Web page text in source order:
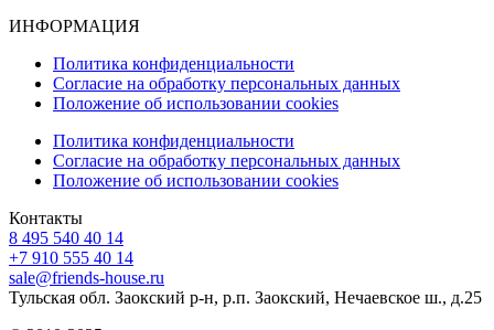
ИНФОРМАЦИЯ
Политика конфиденциальности
Согласие на обработку персональных данных
Положение об использовании cookies
Политика конфиденциальности
Согласие на обработку персональных данных
Положение об использовании cookies
Контакты
8 495 540 40 14
+7 910 555 40 14
sale@friends-house.ru
Тульская обл. Заокский р-н, р.п. Заокский, Нечаевское ш., д.25